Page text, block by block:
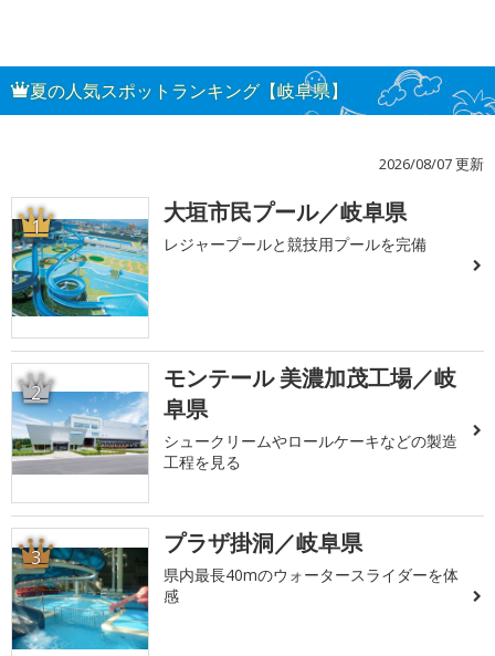
夏の人気スポットランキング【岐阜県】
2026/08/07 更新
1 大垣市民プール／岐阜県
レジャープールと競技用プールを完備
2
モンテール 美濃加茂工場／岐
阜県
シュークリームやロールケーキなどの製造
工程を見る
3 プラザ掛洞／岐阜県
県内最長40mのウォータースライダーを体
感